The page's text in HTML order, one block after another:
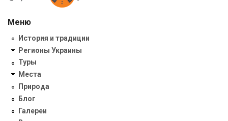
Меню
История и традиции
Регионы Украины
Туры
Места
Природа
Блог
Галереи